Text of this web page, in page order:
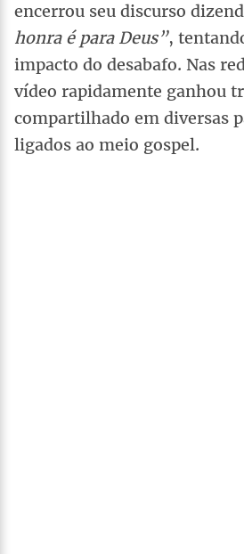
encerrou seu discurso
honra é para Deus”,
impacto do desabafo. Nas
vídeo rapidamente ganhou
compartilhado em diversas
ligados ao meio gospel.